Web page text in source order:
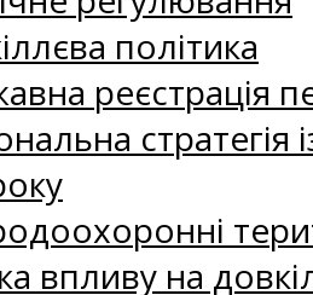
політика
реєстрація
стратегія
впливу на